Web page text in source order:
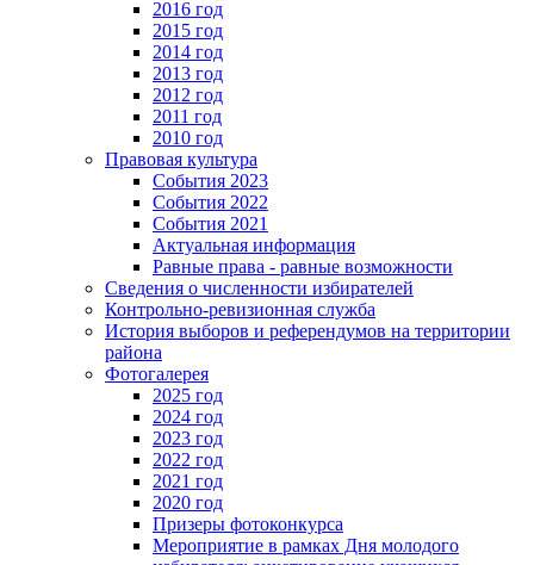
2016 год
2015 год
2014 год
2013 год
2012 год
2011 год
2010 год
Правовая культура
События 2023
События 2022
События 2021
Актуальная информация
Равные права - равные возможности
Сведения о численности избирателей
Контрольно-ревизионная служба
История выборов и референдумов на территории
района
Фотогалерея
2025 год
2024 год
2023 год
2022 год
2021 год
2020 год
Призеры фотоконкурса
Мероприятие в рамках Дня молодого